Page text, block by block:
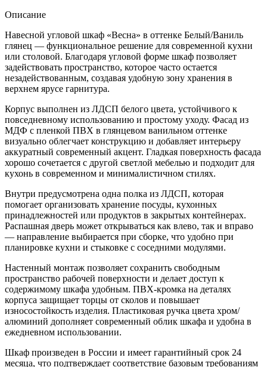
Описание
Навесной угловой шкаф «Весна» в оттенке Белый/Ваниль
глянец — функциональное решение для современной кухни
или столовой. Благодаря угловой форме шкаф позволяет
задействовать пространство, которое часто остается
незадействованным, создавая удобную зону хранения в
верхнем ярусе гарнитура.
Корпус выполнен из ЛДСП белого цвета, устойчивого к
повседневному использованию и простому уходу. Фасад из
МДФ с пленкой ПВХ в глянцевом ванильном оттенке
визуально облегчает конструкцию и добавляет интерьеру
аккуратный современный акцент. Гладкая поверхность фасада
хорошо сочетается с другой светлой мебелью и подходит для
кухонь в современном и минималистичном стилях.
Внутри предусмотрена одна полка из ЛДСП, которая
помогает организовать хранение посуды, кухонных
принадлежностей или продуктов в закрытых контейнерах.
Распашная дверь может открываться как влево, так и вправо
— направление выбирается при сборке, что удобно при
планировке кухни и стыковке с соседними модулями.
Настенный монтаж позволяет сохранить свободным
пространство рабочей поверхности и делает доступ к
содержимому шкафа удобным. ПВХ-кромка на деталях
корпуса защищает торцы от сколов и повышает
износостойкость изделия. Пластиковая ручка цвета хром/
алюминий дополняет современный облик шкафа и удобна в
ежедневном использовании.
Шкаф произведен в России и имеет гарантийный срок 24
месяца, что подтверждает соответствие базовым требованиям